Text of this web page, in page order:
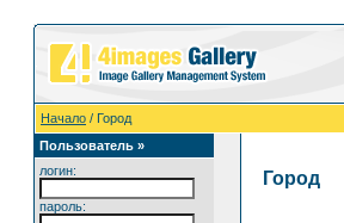
Начало / Город
Пользователь »
логин:
пароль:
Город